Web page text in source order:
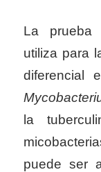
La prueba
utiliza para
diferencial
la
puede ser